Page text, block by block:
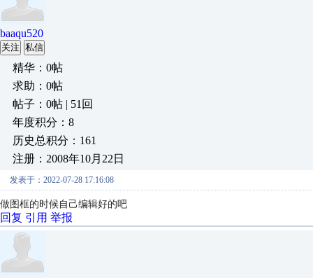
baaqu520
关注 私信
精华：0帖
求助：0帖
帖子：0帖 | 51回
年度积分：8
历史总积分：161
注册：2008年10月22日
发表于：2022-07-28 17:16:08
做图框的时候自己编辑好的吧
回复 引用 举报